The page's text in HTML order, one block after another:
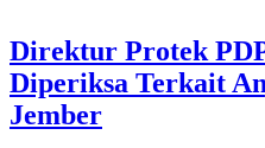
Direktur Protek
Diperiksa Terkait
Jember